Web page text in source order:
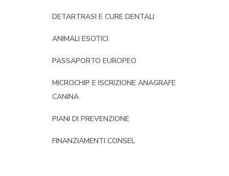
DETARTRASI E CURE DENTALI
ANIMALI ESOTICI
PASSAPORTO EUROPEO
MICROCHIP E ISCRIZIONE ANAGRAFE
CANINA
PIANI DI PREVENZIONE
FINANZIAMENTI CONSEL